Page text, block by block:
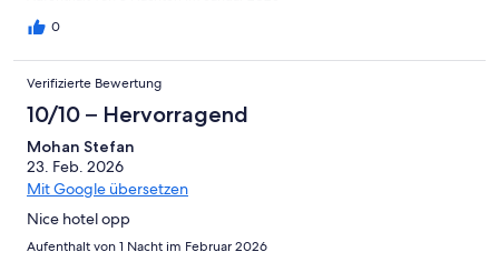
0
Verifizierte Bewertung
10/10 – Hervorragend
Mohan Stefan
23. Feb. 2026
Mit Google übersetzen
Nice hotel opp
Aufenthalt von 1 Nacht im Februar 2026